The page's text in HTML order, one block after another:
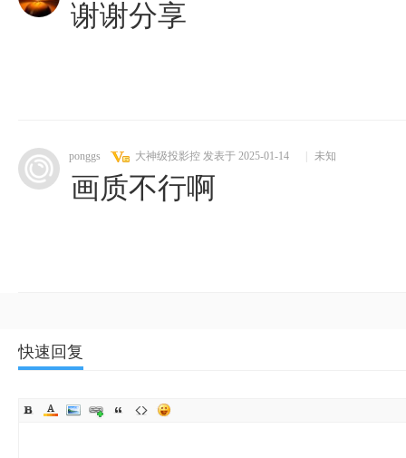
谢谢分享
ponggs 大神级投影控 发表于 2025-01-14 未知
画质不行啊
快速回复